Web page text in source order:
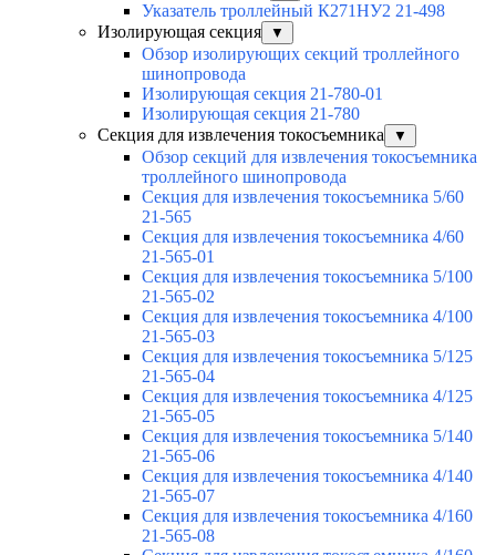
Указатель троллейный К271НУ2 21-498
Изолирующая секция
▼
Обзор изолирующих секций троллейного
шинопровода
Изолирующая секция 21-780-01
Изолирующая секция 21-780
Секция для извлечения токосъемника
▼
Обзор секций для извлечения токосъемника
троллейного шинопровода
Секция для извлечения токосъемника 5/60
21-565
Секция для извлечения токосъемника 4/60
21-565-01
Секция для извлечения токосъемника 5/100
21-565-02
Секция для извлечения токосъемника 4/100
21-565-03
Секция для извлечения токосъемника 5/125
21-565-04
Секция для извлечения токосъемника 4/125
21-565-05
Секция для извлечения токосъемника 5/140
21-565-06
Секция для извлечения токосъемника 4/140
21-565-07
Секция для извлечения токосъемника 4/160
21-565-08